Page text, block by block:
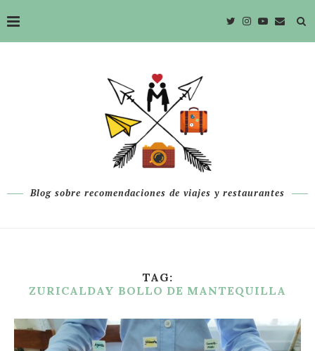
Blog sobre recomendaciones de viajes y restaurantes
TAG:
ZURICALDAY BOLLO DE MANTEQUILLA